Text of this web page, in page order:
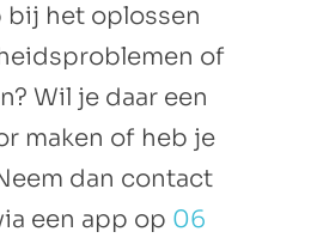
bij het oplossen
of
Wil je daar een
maken of heb je
dan contact
een app op 06